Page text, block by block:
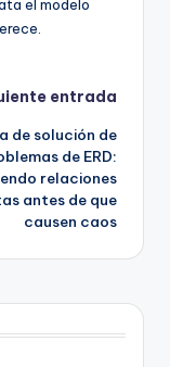
el modelo
entrada
de solución de
de ERD:
relaciones
antes de que
causen caos